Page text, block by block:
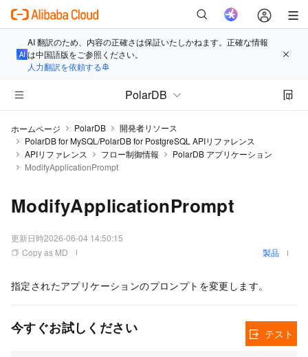
AI 翻訳のため、内容の正確さは保証いたしかねます。正確な情報
は中国語版をご参照ください。
人力翻訳を依頼する
PolarDB
ホームページ PolarDB
開発者リソース
PolarDB for MySQL/PolarDB for PostgreSQL APIリファレンス
APIリファレンス
フロー制御情報
PolarDB アプリケーション
ModifyApplicationPrompt
ModifyApplicationPrompt
更新日時2026-06-04 14:50:15
Copy as MD
製品
指定されたアプリケーションのプロンプトを変更します。
今すぐお試しください テスト